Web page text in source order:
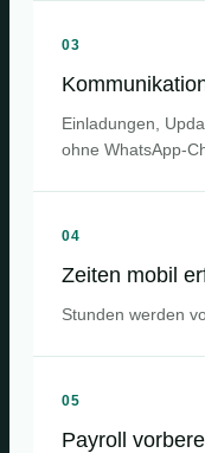
03
Einladungen,
ohne WhatsApp-
04
Zeiten mobil
Stunden werden
05
Payroll